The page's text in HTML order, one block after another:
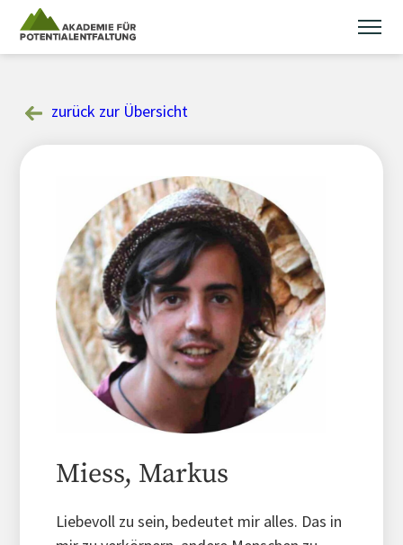
content
zurück zur Übersicht
Miess, Markus
Liebevoll zu sein, bedeutet mir alles. Das in